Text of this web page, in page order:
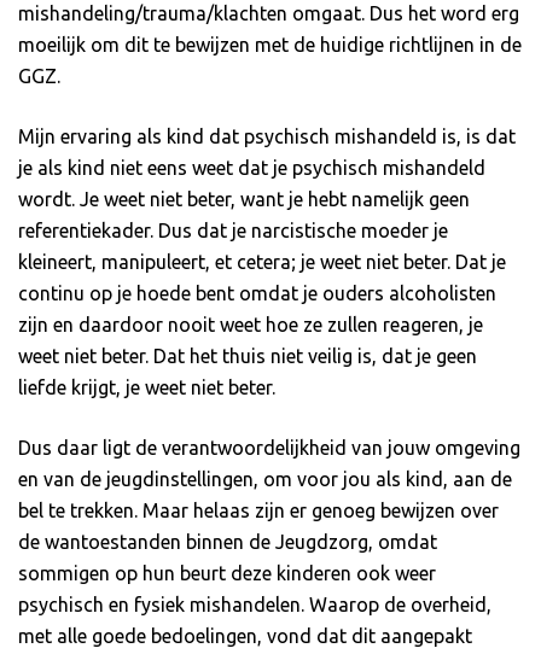
mishandeling/trauma/klachten omgaat. Dus het word erg
moeilijk om dit te bewijzen met de huidige richtlijnen in de
GGZ.
Mijn ervaring als kind dat psychisch mishandeld is, is dat
je als kind niet eens weet dat je psychisch mishandeld
wordt. Je weet niet beter, want je hebt namelijk geen
referentiekader. Dus dat je narcistische moeder je
kleineert, manipuleert, et cetera; je weet niet beter. Dat je
continu op je hoede bent omdat je ouders alcoholisten
zijn en daardoor nooit weet hoe ze zullen reageren, je
weet niet beter. Dat het thuis niet veilig is, dat je geen
liefde krijgt, je weet niet beter.
Dus daar ligt de verantwoordelijkheid van jouw omgeving
en van de jeugdinstellingen, om voor jou als kind, aan de
bel te trekken. Maar helaas zijn er genoeg bewijzen over
de wantoestanden binnen de Jeugdzorg, omdat
sommigen op hun beurt deze kinderen ook weer
psychisch en fysiek mishandelen. Waarop de overheid,
met alle goede bedoelingen, vond dat dit aangepakt